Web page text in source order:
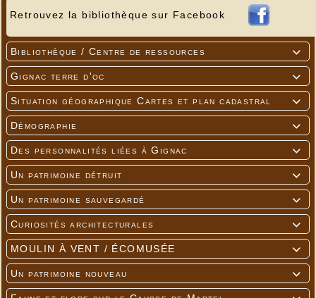
Retrouvez la bibliothèque sur Facebook

Bibliothèque / Centre de ressources

Gignac terre d'oc

Situation géographique Cartes et plan cadastral

Démographie

Des personnalités liées à Gignac

Un patrimoine détruit

Un patrimoine sauvegardé

Curiosités architecturales

MOULIN À VENT / ÉCOMUSÉE

Un patrimoine nouveau